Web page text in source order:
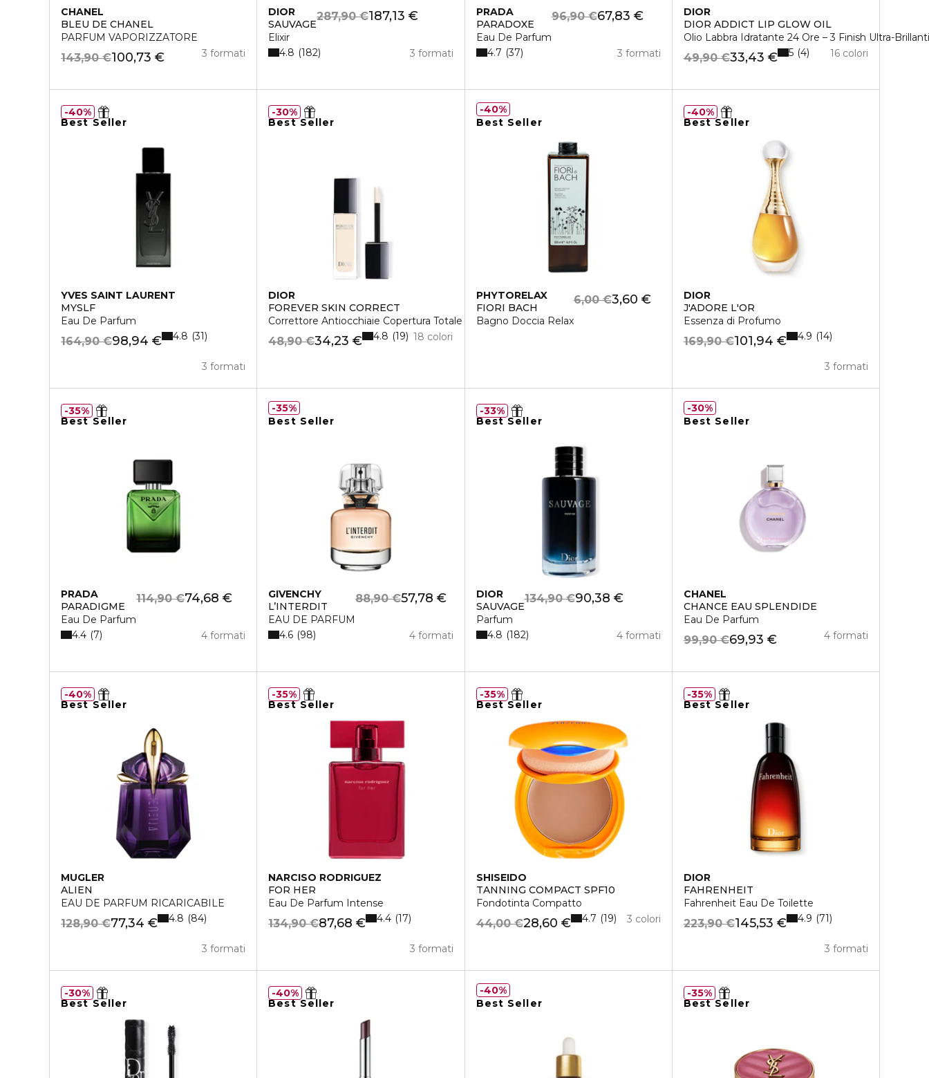
CHANEL
BLEU DE CHANEL
PARFUM VAPORIZZATORE
100,73 €
143,90 € 3 formati
DIOR
SAUVAGE
Elixir
187,13 €
287,90 €
3 formati
4.8 182
PRADA
PARADOXE
Eau De Parfum
67,83 €
96,90 €
3 formati
4.7 37
DIOR
DIOR ADDICT LIP GLOW OIL
Olio Labbra Idratante 24 Ore – 3 Finish Ultra-Brillanti
33,43 €
49,90 € 16 colori
5 4
Best Seller
YVES SAINT LAURENT
MYSLF
Eau De Parfum
98,94 €
164,90 €
3 formati
4.8 31
40%
Best Seller
DIOR
FOREVER SKIN CORRECT
Correttore Antiocchiaie Copertura Totale
34,23 €
48,90 € 18 colori
4.8 19
30%
Best Seller
PHYTORELAX
FIORI BACH
Bagno Doccia Relax
3,60 €
6,00 €
40%
Best Seller
DIOR
J'ADORE L'OR
Essenza di Profumo
101,94 €
169,90 €
3 formati
4.9 14
40%
Best Seller
PRADA
PARADIGME
Eau De Parfum
74,68 €
114,90 €
4 formati
4.4 7
35%
Best Seller
GIVENCHY
L’INTERDIT
EAU DE PARFUM
57,78 €
88,90 €
4 formati
4.6 98
35%
Best Seller
DIOR
SAUVAGE
Parfum
90,38 €
134,90 €
4 formati
4.8 182
33%
Best Seller
CHANEL
CHANCE EAU SPLENDIDE
Eau De Parfum
69,93 €
99,90 € 4 formati
30%
Best Seller
MUGLER
ALIEN
EAU DE PARFUM RICARICABILE
77,34 €
128,90 €
3 formati
4.8 84
40%
Best Seller
NARCISO RODRIGUEZ
FOR HER
Eau De Parfum Intense
87,68 €
134,90 €
3 formati
4.4 17
35%
Best Seller
SHISEIDO
TANNING COMPACT SPF10
Fondotinta Compatto
28,60 €
44,00 € 3 colori
4.7 19
35%
Best Seller
DIOR
FAHRENHEIT
Fahrenheit Eau De Toilette
145,53 €
223,90 €
3 formati
4.9 71
35%
Best Seller
30%
Best Seller
40%
Best Seller
40%
Best Seller
35%